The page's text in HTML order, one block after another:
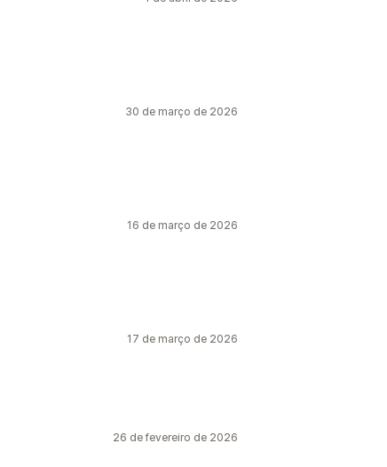
30 de março de 2026
16 de março de 2026
17 de março de 2026
26 de fevereiro de 2026